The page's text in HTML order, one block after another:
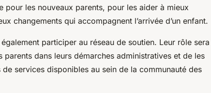
pour les nouveaux parents, pour les aider à mieux
changements qui accompagnent l’arrivée d’un enfant.
participer au réseau de soutien. Leur rôle sera
parents dans leurs démarches administratives et de les
services disponibles au sein de la communauté des